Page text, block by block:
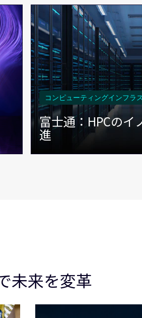
コンピューティングインフラ
富士通：HPCのイ
進
未来を変革